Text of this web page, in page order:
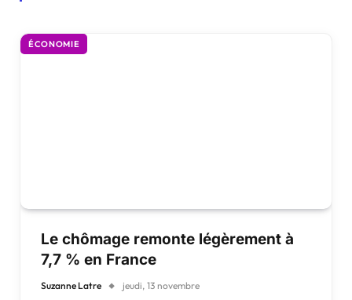
ÉCONOMIE
Le chômage remonte légèrement à
7,7 % en France
Suzanne Latre jeudi, 13 novembre